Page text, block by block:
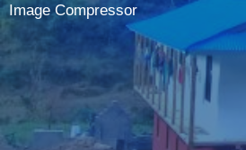
Image Compressor